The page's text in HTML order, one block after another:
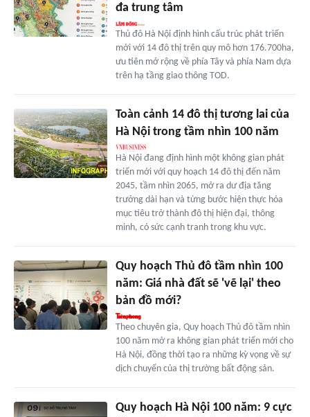
đa trung tâm
Thủ đô Hà Nội định hình cấu trúc phát triển
mới với 14 đô thị trên quy mô hơn 176.700ha,
ưu tiên mở rộng về phía Tây và phía Nam dựa
trên hạ tầng giao thông TOD.
Toàn cảnh 14 đô thị tương lai của
Hà Nội trong tầm nhìn 100 năm
Hà Nội đang định hình một không gian phát
triển mới với quy hoạch 14 đô thị đến năm
2045, tầm nhìn 2065, mở ra dư địa tăng
trưởng dài hạn và từng bước hiện thực hóa
mục tiêu trở thành đô thị hiện đại, thông
minh, có sức cạnh tranh trong khu vực.
Quy hoạch Thủ đô tầm nhìn 100
năm: Giá nhà đất sẽ 'vẽ lại' theo
bản đồ mới?
Theo chuyên gia, Quy hoạch Thủ đô tầm nhìn
100 năm mở ra không gian phát triển mới cho
Hà Nội, đồng thời tạo ra những kỳ vọng về sự
dịch chuyển của thị trường bất động sản.
Quy hoạch Hà Nội 100 năm: 9 cực